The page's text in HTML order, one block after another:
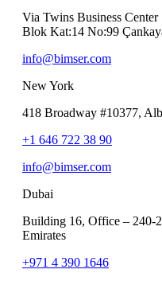
Via Twins Business
Blok Kat:14 No:99
info@bimser.com
New York
418 Broadway #10377,
+1 646 722 38 90
info@bimser.com
Dubai
Building 16, Office – 240-
Emirates
+971 4 390 1646